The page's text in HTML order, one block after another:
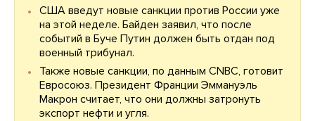
США введут новые санкции против России уже
на этой неделе. Байден заявил, что после
событий в Буче Путин должен быть отдан под
военный трибунал.
Также новые санкции, по данным CNBC, готовит
Евросоюз. Президент Франции Эммануэль
Макрон считает, что они должны затронуть
экспорт нефти и угля.